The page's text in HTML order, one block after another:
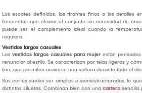
Los escotes definidos, los tirantes finos o los detalles
frecuentes que elevan el conjunto sin necesidad de
puede ser el complemento ideal cuando la
requiere.
Vestidos largos casuales
Los vestidos largos casuales para mujerestán
renunciar al estilo. Se caracterizan por telas ligeras y
lino, que permiten moverse con soltura durante todo el día.
Sus cortes suelen ser amplios o semiestructurados, lo
distintas siluetas. Combinan bien con una carterasencilla